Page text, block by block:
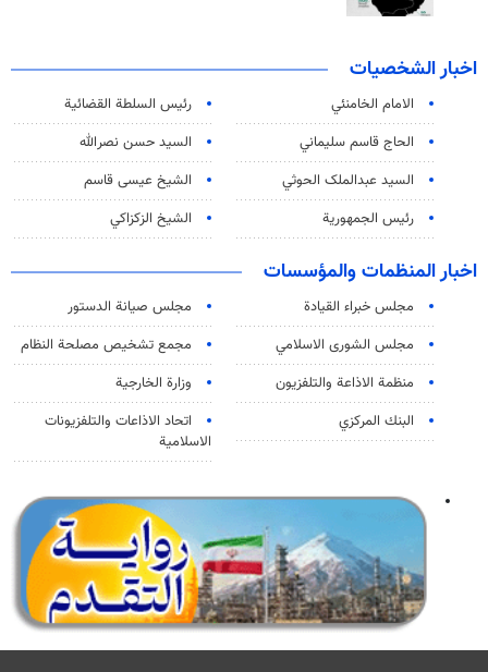
اخبار الشخصيات
الامام الخامنئي
رئیس السلطة القضائیة
الحاج قاسم سليماني
السيد حسن نصرالله
السید عبدالملک الحوثي
الشيخ عيسى قاسم
رئيس الجمهورية
الشيخ الزكزاكي
اخبار المنظمات والمؤسسات
مجلس خبراء القيادة
مجلس صيانة الدستور
مجلس الشورى الاسلامي
مجمع تشخيص مصلحة النظام
منظمة الاذاعة والتلفزیون
وزارة الخارجية
البنك المركزي
اتحاد الاذاعات والتلفزيونات
الاسلامية